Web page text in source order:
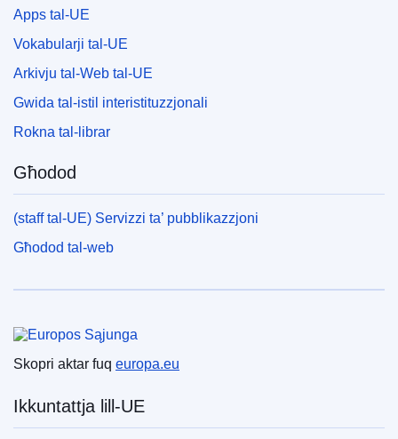
Apps tal-UE
Vokabularji tal-UE
Arkivju tal-Web tal-UE
Gwida tal-istil interistituzzjonali
Rokna tal-librar
Għodod
(staff tal-UE) Servizzi ta’ pubblikazzjoni
Għodod tal-web
Skopri aktar fuq europa.eu
Ikkuntattja lill-UE